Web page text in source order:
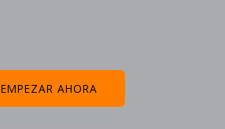
EMPEZAR AHORA